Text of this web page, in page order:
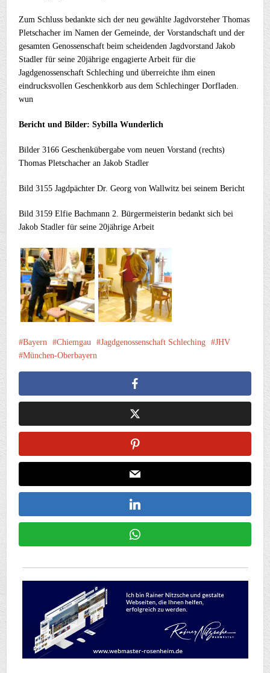
Zum Schluss bedankte sich der neu gewählte Jagdvorsteher Thomas
Pletschacher im Namen der Gemeinde, der Vorstandschaft und der
gesamten Genossenschaft beim scheidenden Jagdvorstand Jakob
Stadler für seine 20jährige engagierte Arbeit für die
Jagdgenossenschaft Schleching und überreichte ihm einen
eindrucksvollen Geschenkkorb aus dem Schlechinger Dorfladen.
wun
Bericht und Bilder: Sybilla Wunderlich
Bilder 3166 Geschenkübergabe vom neuen Vorstand (rechts)
Thomas Pletschacher an Jakob Stadler
Bild 3155 Jagdpächter Dr. Georg von Wallwitz bei seinem Bericht
Bild 3159 Elfie Bachmann 2. Bürgermeisterin bedankt sich bei
Jakob Stadler für seine 20jährige Arbeit
Bayern Chiemgau Jagdgenossenschaft Schleching
JHV
München-Oberbayern